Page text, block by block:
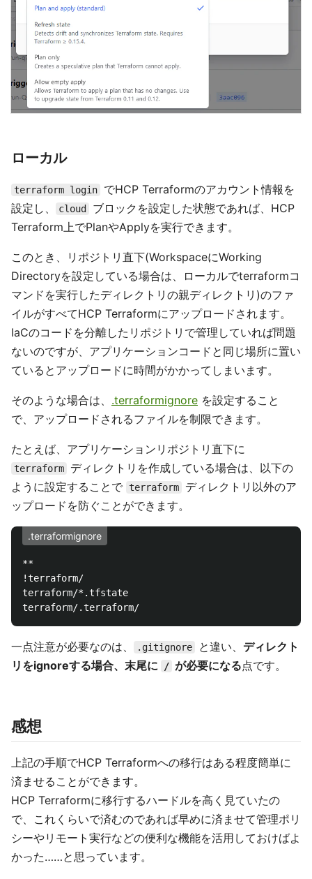
ローカル
terraform login
でHCP Terraformのアカウント情報を
設定し、
cloud
ブロックを設定した状態であれば、HCP
Terraform上でPlanやApplyを実行できます。
このとき、リポジトリ直下(WorkspaceにWorking
Directoryを設定している場合は、ローカルでterraformコ
マンドを実行したディレクトリの親ディレクトリ)のファ
イルがすべてHCP Terraformにアップロードされます。
IaCのコードを分離したリポジトリで管理していれば問題
ないのですが、アプリケーションコードと同じ場所に置い
ているとアップロードに時間がかかってしまいます。
そのような場合は、 .terraformignore を設定すること
で、アップロードされるファイルを制限できます。
たとえば、アプリケーションリポジトリ直下に
terraform
ディレクトリを作成している場合は、以下の
ように設定することで
terraform
ディレクトリ以外のア
ップロードを防ぐことができます。
.terraformignore
**
!terraform/
terraform/*.tfstate
一点注意が必要なのは、 .gitignore と違い、 ディレクト
リをignoreする場合、末尾に
/ が必要になる点です。
感想
上記の手順でHCP Terraformへの移行はある程度簡単に
済ませることができます。
HCP Terraformに移行するハードルを高く見ていたの
で、これくらいで済むのであれば早めに済ませて管理ポリ
シーやリモート実行などの便利な機能を活用しておけばよ
かった……と思っています。